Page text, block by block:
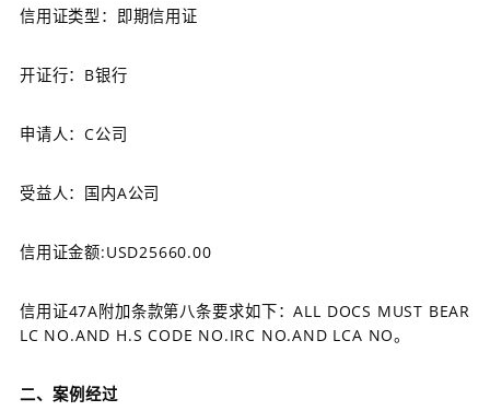
信用证类型：即期信用证
开证行：B银行
申请人：C公司
受益人：国内A公司
信用证金额:USD25660.00
信用证47A附加条款第八条要求如下：ALL DOCS MUST BEAR
LC NO.AND H.S CODE NO.IRC NO.AND LCA NO。
二、案例经过